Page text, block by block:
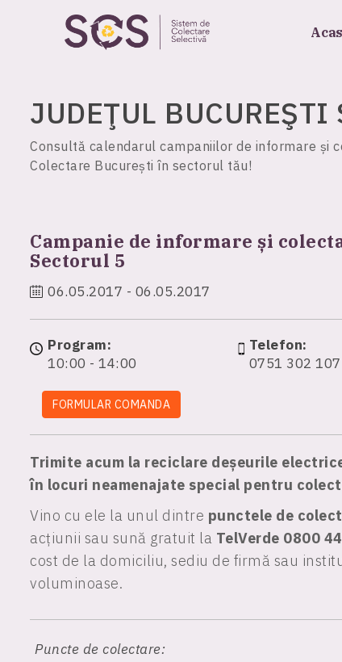
JUDEŢUL BUCUREŞTI
Consultă calendarul campaniilor de informare și
Colectare București în sectorul tău!
Campanie de informare și
Sectorul 5
06.05.2017 - 06.05.2017
Program:
10:00 - 14:00
Telefon:
0751 302 107
FORMULAR COMANDA
Trimite acum la reciclare deșeurile
în locuri neamenajate special pentru
Vino cu ele la unul dintre punctele de
acțiunii sau sună gratuit la TelVerde 0800
cost de la domiciliu, sediu de firmă sau
voluminoase.
Puncte de colectare: